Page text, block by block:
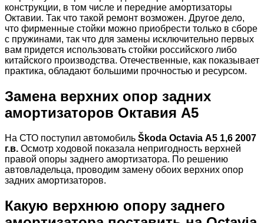
конструкции, в том числе и передние амортизаторы
Октавии. Так что такой ремонт возможен. Другое дело,
что фирменные стойки можно приобрести только в сборе
с пружинами, так что для замены исключительно первых
вам придется использовать стойки российского либо
китайского производства. Отечественные, как показывает
практика, обладают большими прочностью и ресурсом.
Замена верхних опор задних
амортизаторов Октавия А5
На СТО поступил автомобиль Škoda Octavia А5 1,6 2007
г.в. Осмотр ходовой показала непригодность верхней
правой опоры заднего амортизатора. По решению
автовладельца, проводим замену обоих верхних опор
задних амортизаторов.
Какую верхнюю опору заднего